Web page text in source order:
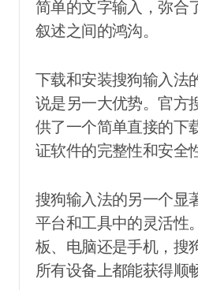
简单的文字输入，弥合
叙述之间的鸿沟。
下载和安装搜狗输入法
说是另一大优势。官方
供了一个简单直接的下
证软件的完整性和安全
搜狗输入法的另一个显
平台和工具中的灵活性
板、电脑还是手机，搜
所有设备上都能获得顺